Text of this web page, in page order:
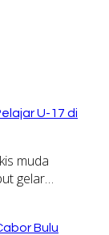
U-17 di
muda
gelar…
Bulu